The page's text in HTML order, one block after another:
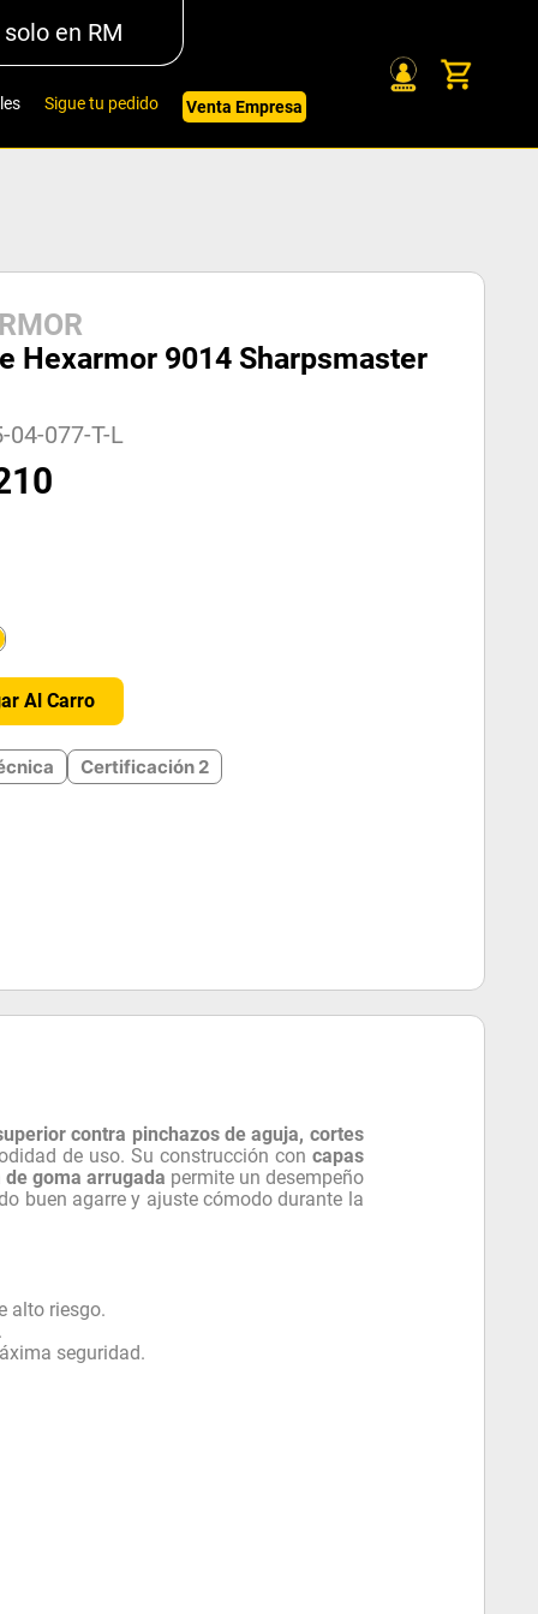
en RM
Sigue tu pedido Venta Empresa
Hexarmor 9014 Sharpsmaster
04-077-T-L
Al Carro
Certificación 2
contra pinchazos de aguja, cortes
de uso. Su construcción con capas
goma arrugada permite un desempeño
buen agarre y ajuste cómodo durante la
alto riesgo.
seguridad.